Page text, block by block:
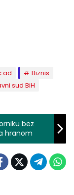
ad
Biznis
sud BiH
bez
hranom